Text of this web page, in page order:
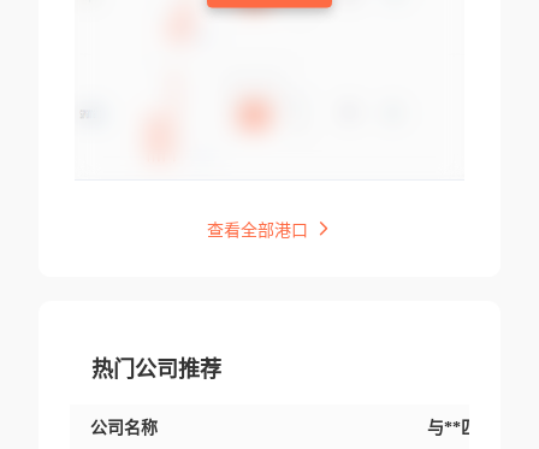
查看全部港口
热门公司推荐
公司名称 与**匹配交易